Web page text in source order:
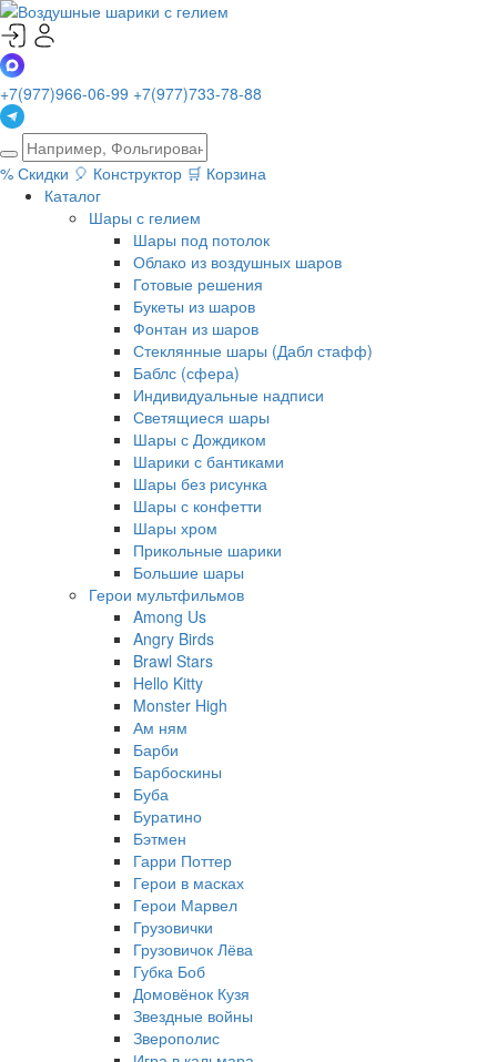
+7(977)966-06-99 +7(977)733-78-88
% Скидки 🎈 Конструктор 🛒 Корзина
Каталог
Шары с гелием
Шары под потолок
Облако из воздушных шаров
Готовые решения
Букеты из шаров
Фонтан из шаров
Стеклянные шары (Дабл стафф)
Баблс (сфера)
Индивидуальные надписи
Светящиеся шары
Шары с Дождиком
Шарики с бантиками
Шары без рисунка
Шары с конфетти
Шары хром
Прикольные шарики
Большие шары
Герои мультфильмов
Among Us
Angry Birds
Brawl Stars
Hello Kitty
Monster High
Ам ням
Барби
Барбоскины
Буба
Буратино
Бэтмен
Гарри Поттер
Герои в масках
Герои Марвел
Грузовички
Грузовичок Лёва
Губка Боб
Домовёнок Кузя
Звездные войны
Зверополис